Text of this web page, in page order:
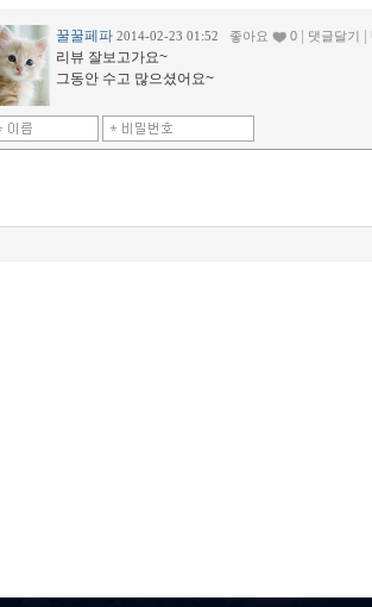
꿀꿀페파 2014-02-23 01:52 좋아요 0 댓글달기
리뷰 잘보고가요~
그동안 수고 많으셨어요~